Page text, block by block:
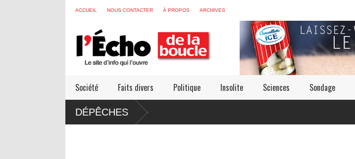
ACCUEIL NOUS CONTACTER À PROPOS ARCHIVES
Société Faits divers Politique Insolite Sciences Sondage
DÉPÊCHES